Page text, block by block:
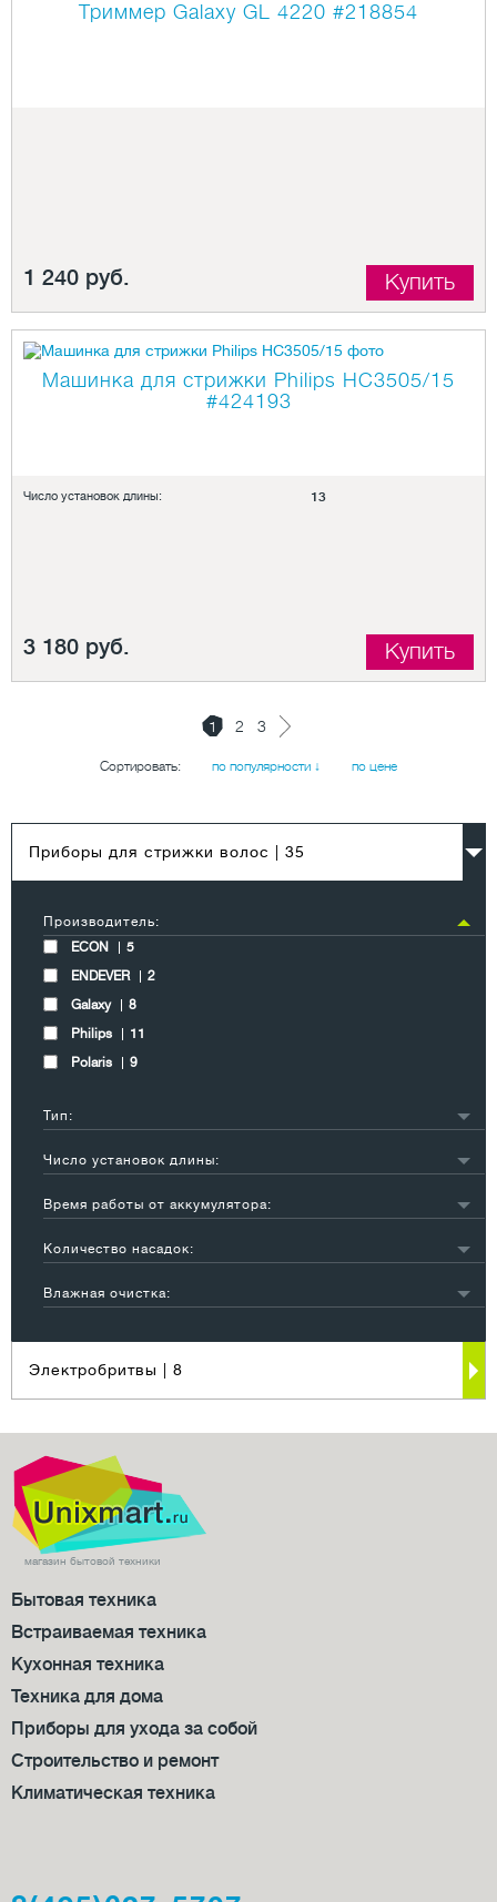
Триммер Galaxy GL 4220 #218854
1 240 руб. Купить
Машинка для стрижки Philips HC3505/15
#424193
Число установок длины: 13
3 180 руб. Купить
1 2 3
Сортировать: по популярности ↓ по цене
Приборы для стрижки волос | 35
Производитель:
ECON
5
ENDEVER
2
Galaxy
8
Philips
11
Polaris
9
Тип:
Число установок длины:
Время работы от аккумулятора:
Количество насадок:
4-6
6
Влажная очистка:
Электробритвы | 8
магазин бытовой техники
Бытовая техника
Встраиваемая техника
Кухонная техника
Техника для дома
Приборы для ухода за собой
Строительство и ремонт
Климатическая техника